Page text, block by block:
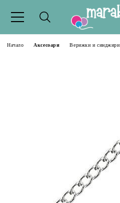
Начало Аксесоари Верижки и синджири